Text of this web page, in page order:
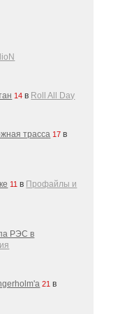
14 в Roll All Day
трасса 17 в
11 в Профайлы и
РЭС в
21 в